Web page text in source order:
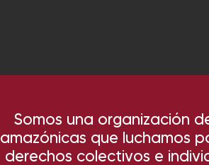
Somos una organización
amazónicas que luchamos
derechos colectivos e